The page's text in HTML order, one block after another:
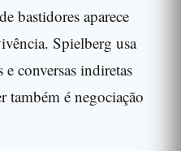
bastidores aparece
Spielberg usa
e conversas indiretas
também é negociação